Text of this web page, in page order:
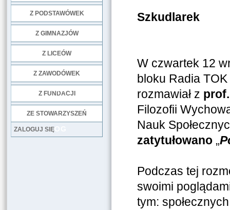
Z PODSTAWÓWEK
Z GIMNAZJÓW
Z LICEÓW
Z ZAWODÓWEK
Z FUNDACJI
ZE STOWARZYSZEŃ
LOG
ZALOGUJ SIĘ
Szkudlarek
W czwartek 12
bloku Radia
rozmawiał z prof
Filozofii
Nauk
zatytułowano„
Podczas tej
swoimi
tym: